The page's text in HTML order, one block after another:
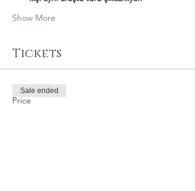
Show More
Tickets
Price
Sale ended